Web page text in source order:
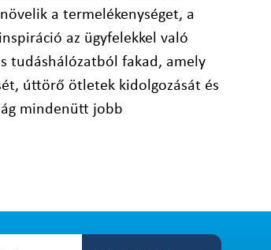
a termelékenységet, a
az ügyfelekkel való
tudáshálózatból fakad, amely
úttörő ötletek kidolgozását és
mindenütt jobb